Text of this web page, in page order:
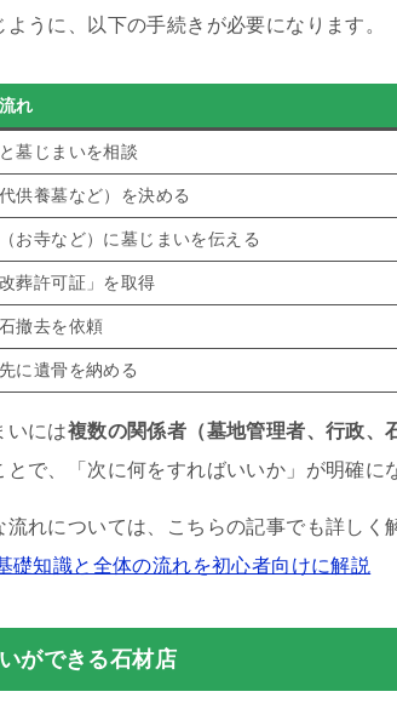
うに、以下の手続きが必要になります。
れ
墓じまいを相談
供養墓など）を決める
お寺など）に墓じまいを伝える
葬許可証」を取得
撤去を依頼
に遺骨を納める
いには複数の関係者（墓地管理者、行政、
で、「次に何をすればいいか」が明確に
れについては、こちらの記事でも詳しく
礎知識と全体の流れを初心者向けに解説
ができる石材店